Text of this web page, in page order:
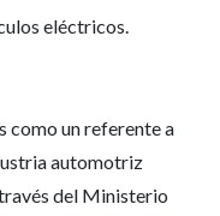
eléctricos.
como un referente a
automotriz
del Ministerio